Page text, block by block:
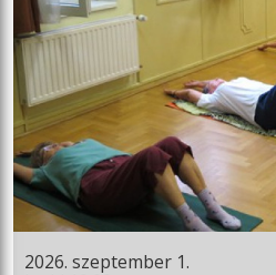
2026. szeptember 1.